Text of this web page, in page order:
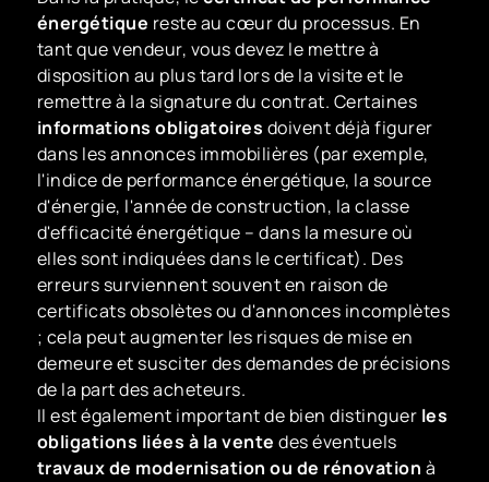
énergétique reste au cœur du processus. En
tant que vendeur, vous devez le mettre à
disposition au plus tard lors de la visite et le
remettre à la signature du contrat. Certaines
informations obligatoires doivent déjà figurer
dans les annonces immobilières (par exemple,
l'indice de performance énergétique, la source
d'énergie, l'année de construction, la classe
d'efficacité énergétique – dans la mesure où
elles sont indiquées dans le certificat). Des
erreurs surviennent souvent en raison de
certificats obsolètes ou d'annonces incomplètes
; cela peut augmenter les risques de mise en
demeure et susciter des demandes de précisions
de la part des acheteurs.
Il est également important de bien distinguer les
obligations liées à la vente des éventuels
travaux de modernisation ou de rénovation à